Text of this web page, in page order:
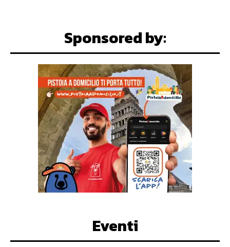
Sponsored by:
Eventi